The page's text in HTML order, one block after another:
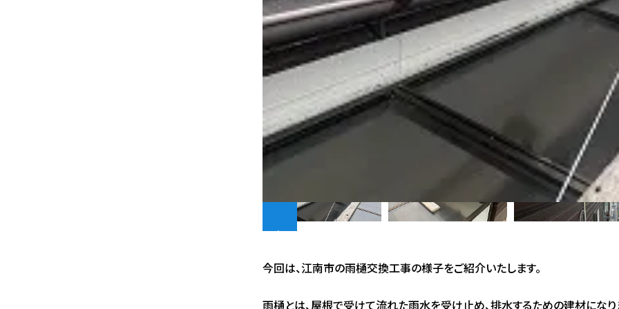
今回は、江南市の雨樋交換工事の様子をご紹介いたします。
雨樋とは、屋根で受けて流れた雨水を受け止め、排水するための建材になり